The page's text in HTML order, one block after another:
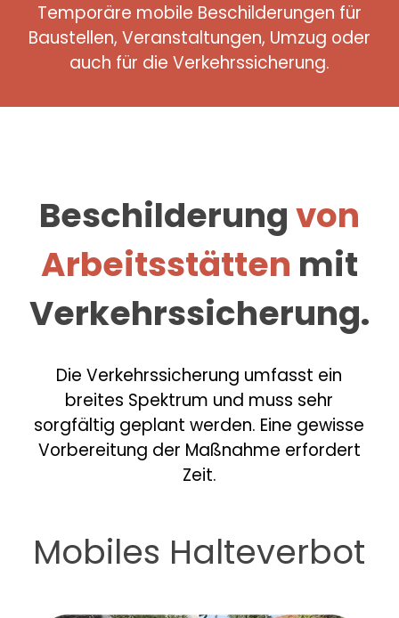
Temporäre mobile Beschilderungen für
Baustellen, Veranstaltungen, Umzug oder
auch für die Verkehrssicherung.
Beschilderungvon
Arbeitsstätten mit
Verkehrssicherung.
Die Verkehrssicherung umfasst ein
breites Spektrum und muss sehr
sorgfältig geplant werden. Eine gewisse
Vorbereitung der Maßnahme erfordert
Zeit.
Mobiles Halteverbot